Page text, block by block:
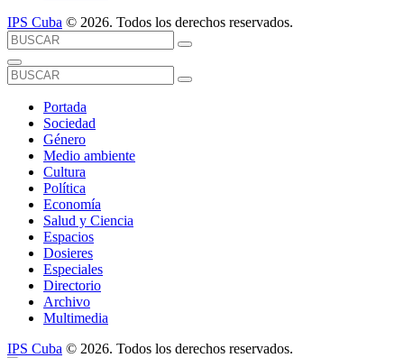
IPS Cuba © 2026. Todos los derechos reservados.
Portada
Sociedad
Género
Medio ambiente
Cultura
Política
Economía
Salud y Ciencia
Espacios
Dosieres
Especiales
Directorio
Archivo
Multimedia
IPS Cuba © 2026. Todos los derechos reservados.